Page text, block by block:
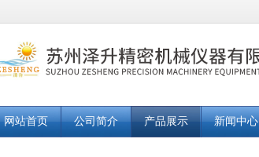
网站首页 公司简介 产品展示 新闻中心